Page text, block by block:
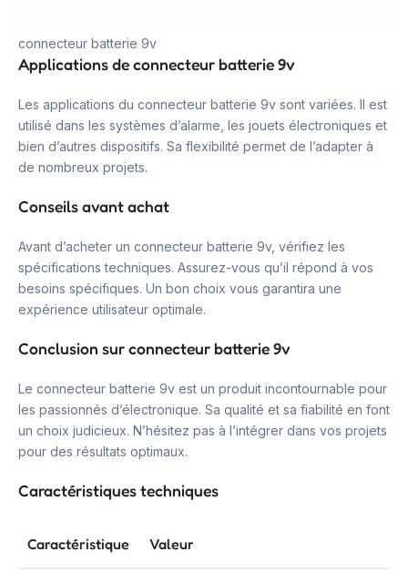
connecteur batterie 9v
Applications de connecteur batterie 9v
Les applications du connecteur batterie 9v sont variées. Il est
utilisé dans les systèmes d’alarme, les jouets électroniques et
bien d’autres dispositifs. Sa flexibilité permet de l’adapter à
de nombreux projets.
Conseils avant achat
Avant d’acheter un connecteur batterie 9v, vérifiez les
spécifications techniques. Assurez-vous qu’il répond à vos
besoins spécifiques. Un bon choix vous garantira une
expérience utilisateur optimale.
Conclusion sur connecteur batterie 9v
Le connecteur batterie 9v est un produit incontournable pour
les passionnés d’électronique. Sa qualité et sa fiabilité en font
un choix judicieux. N’hésitez pas à l’intégrer dans vos projets
pour des résultats optimaux.
Caractéristiques techniques
Caractéristique Valeur